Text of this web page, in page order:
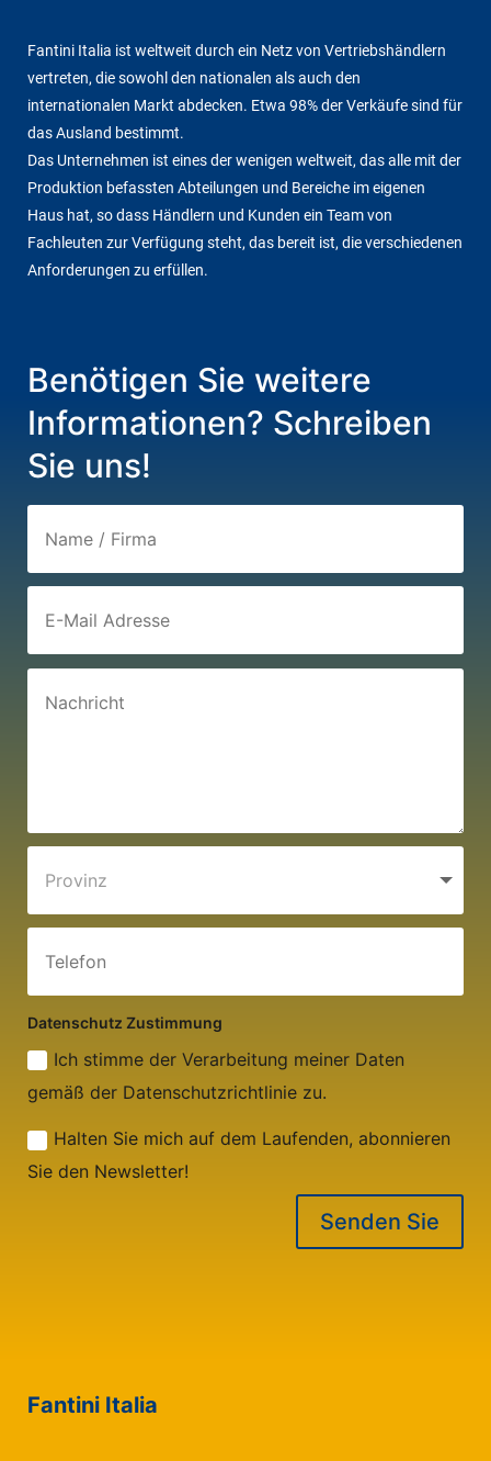
Fantini Italia ist weltweit durch ein Netz von Vertriebshändlern
vertreten, die sowohl den nationalen als auch den
internationalen Markt abdecken. Etwa 98% der Verkäufe sind für
das Ausland bestimmt.
Das Unternehmen ist eines der wenigen weltweit, das alle mit der
Produktion befassten Abteilungen und Bereiche im eigenen
Haus hat, so dass Händlern und Kunden ein Team von
Fachleuten zur Verfügung steht, das bereit ist, die verschiedenen
Anforderungen zu erfüllen.
Benötigen Sie weitere
Informationen? Schreiben
Sie uns!
Datenschutz Zustimmung
Ich stimme der Verarbeitung meiner Daten
gemäß der Datenschutzrichtlinie zu.
Halten Sie mich auf dem Laufenden, abonnieren
Sie den Newsletter!
Senden Sie
Fantini Italia